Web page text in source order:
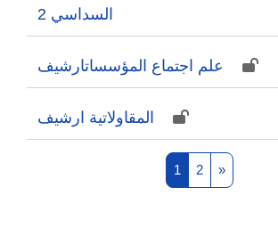
السداسي 2
علم اجتماع المؤسساتارشيف
المقاولاتية ارشيف
1 Page 1
2Page 2
»Next page